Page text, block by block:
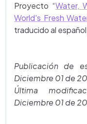
Proyecto “Water,
World's Fresh
traducido al
Publicación de
Diciembre 01 de
Última
Diciembre 01 de